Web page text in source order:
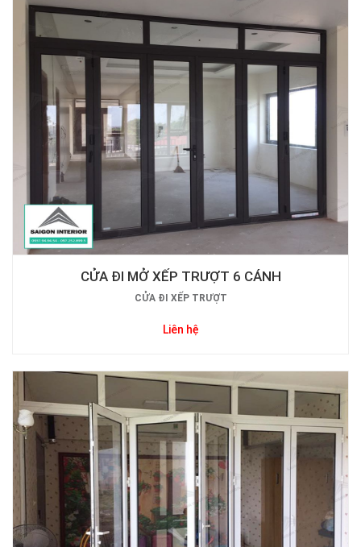
CỬA ĐI MỞ XẾP TRƯỢT 6 CÁNH
CỬA ĐI XẾP TRƯỢT
Liên hệ